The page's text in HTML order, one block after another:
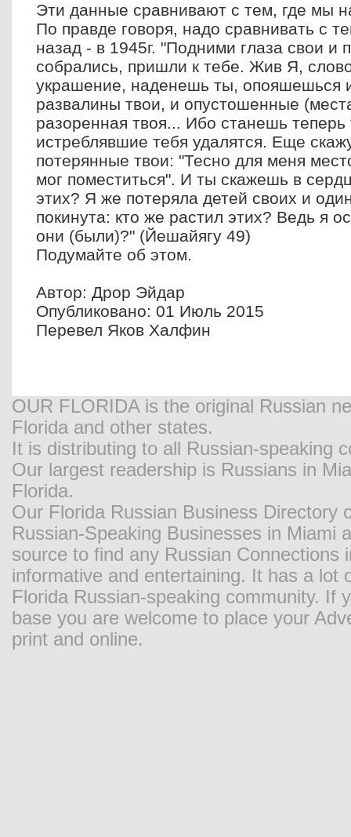
Эти данные сравнивают с тем, где мы
По правде говоря, надо сравнивать с
назад - в 1945г. "Подними глаза свои и
собрались, пришли к тебе. Жив Я,
украшение, наденешь ты, опояшешься
развалины твои, и опустошенные
разоренная твоя... Ибо станешь
истреблявшие тебя удалятся. Еще
потерянные твои: "Тесно для меня
мог поместиться". И ты скажешь в
этих? Я же потеряла детей своих и
покинута: кто же растил этих? Ведь я
они (были)?" (Йешайягу 49)
Подумайте об этом.
Автор: Дрор Эйдар
Опубликовано: 01 Июль 2015
Перевел Яков Халфин
OUR FLORIDA is the original Russian
Florida and other states.
It is distributing to all Russian-speaking
Our largest readership is Russians in
Florida.
Our Florida Russian Business Directory
Russian-Speaking Businesses in Miami
source to find any Russian
informative and entertaining. It has a
Florida Russian-speaking community. If
base you are welcome to place your
print and online.